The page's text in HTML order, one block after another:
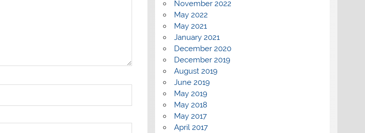
November 2022
May 2022
May 2021
January 2021
December 2020
December 2019
August 2019
June 2019
May 2019
May 2018
May 2017
April 2017